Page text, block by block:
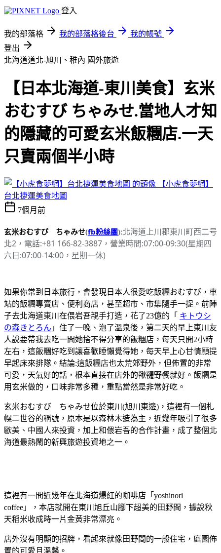
登入
我的部落格 我的部落格後台
我的帳號
登出
北海道道北-旭川、稚內 國外旅遊
【日本北海道-東川美食】玄米
おむすび ちゃみせ.當地人才知
的隱藏的可愛玄米飯糰店.一天
只賣兩個半小時
【小虎食夢網】
台北捷運美食地圖
7個月前
玄米おむすび ちゃみせ(fb粉絲團):北海道上川郡東川町西二号
北2，電話:+81 166-82-3887，營業時間:07:00-09:30(星期四
六日:07:00-14:00，星期一休)
如果你常到日本旅行，會發現日本人很愛吃飯糰おむすび，車
站的飯糰專賣店、便利商店，甚至超市、市集隨手一捉。前陣
子去北海道東川在偎岩吾親手打造，花了23億的「 キトウシ
の森きとろん 」住了一晚、泡了溫泉後，第二天的早上東川友
人說要帶我去吃一間她捨不得分享的飯糰店，每天只開2小時
左右，這飯糰好吃到讓喜歡睡懶覺得她，每天早上心甘情願提
早起床來排隊。結論:這飯糰店也太荒郊野外，但佈置的非常
可愛，天氣好的話，根本直接在店外的鞦韆野餐就好。飯糰是
用玄米做的，口味非常多種，重點當然是非常好吃。
玄米おむすび ちゃみせ位於東川(旭川東邊)，這裡有一個札
幌二世谷的稱號，原本是以森林木造為主，近幾年吸引了很多
歐美、中國人來投資，加上和偎岩吾的合作計畫，成了整個北
海道最熱鬧的新興旅遊投資地之一。
這裡有一間近幾年在北海道爆紅的咖啡店「yoshinori
coffee」，本店就開在東川旭丘山腳下超美的田野間，據說秋
天稻米收成時一片金黃非常漂亮。
店外沒有明顯的招牌，看起來就像田野間的一般住宅，庭園佈
置的可愛且溫馨。